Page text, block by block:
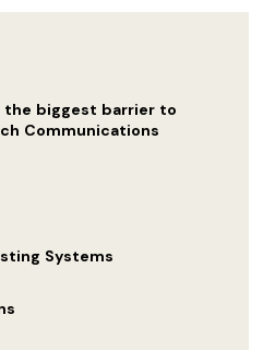
the biggest barrier to
Communications
Systems